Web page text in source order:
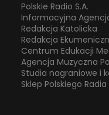
Polskie Radio S.A.
Informacyjna
Redakcja Katolicka
Redakcja
Centrum Edukacji
Agencja Muzyczna
Studia nagraniowe i
Sklep Polskiego Radia